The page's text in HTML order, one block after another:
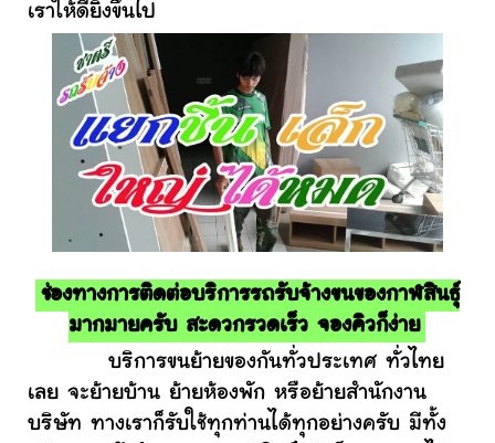
เราให้ดียิ่งขึ้นไป
ช่องทางการติดต่อบริการรถรับจ้างขนของกาฬสินธุ์
มากมายครับ สะดวกรวดเร็ว จองคิวก็ง่าย
บริการขนย้ายของกันทั่วประเทศ ทั่วไทย
เลย จะย้ายบ้าน ย้ายห้องพัก หรือย้ายสำนักงาน
บริษัท ทางเราก็รับใช้ทุกท่านได้ทุกอย่างครับ มีทั้ง